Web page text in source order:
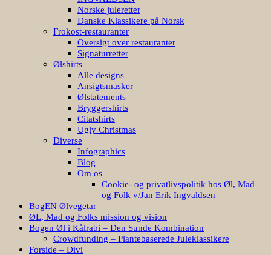
Norske juleretter
Danske Klassikere på Norsk
Frokost-restauranter
Oversigt over restauranter
Signaturretter
Ølshirts
Alle designs
Ansigtsmasker
Ølstatements
Bryggershirts
Citatshirts
Ugly Christmas
Diverse
Infographics
Blog
Om os
Cookie- og privatlivspolitik hos Øl, Mad
og Folk v/Jan Erik Ingvaldsen
BogEN Ølvegetar
ØL, Mad og Folks mission og vision
Bogen Øl i Kålrabi – Den Sunde Kombination
Crowdfunding – Plantebaserede Juleklassikere
Forside – Divi